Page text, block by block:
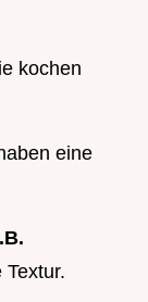
kochen
eine